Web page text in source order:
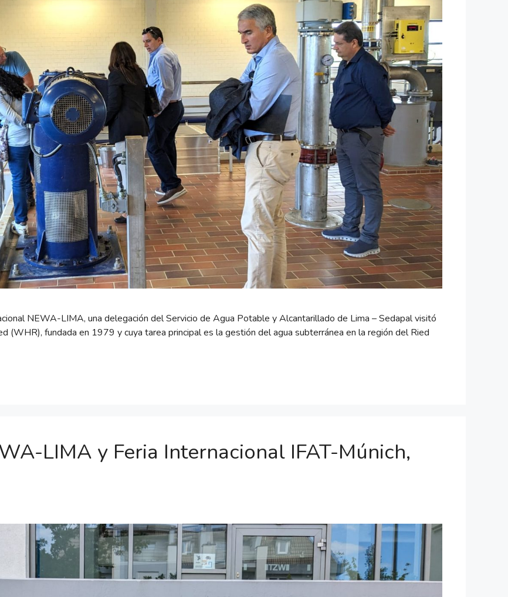
NEWA-LIMA, una delegación del Servicio de Agua Potable y Alcantarillado de Lima – Sedapal visitó
(WHR), fundada en 1979 y cuya tarea principal es la gestión del agua subterránea en la región del Ried
LIMA y Feria Internacional IFAT-Múnich,